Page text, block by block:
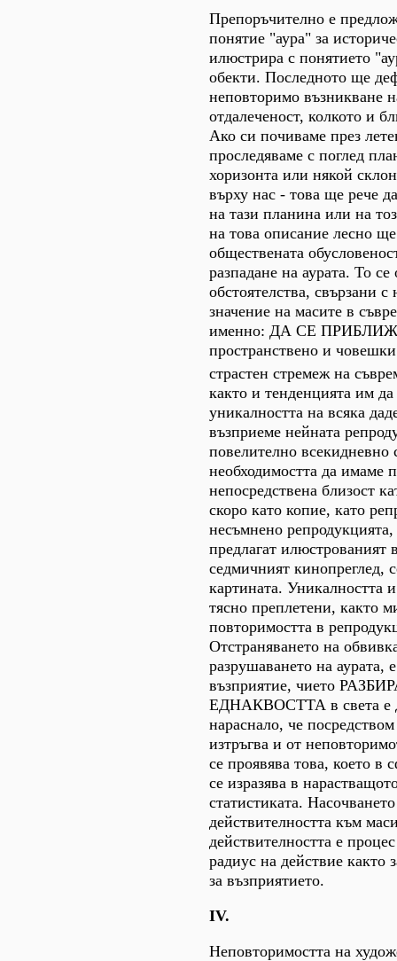
Препоръчително е
понятие "аура" за
илюстрира с понятието
обекти. Последното ще
неповторимо възникване
отдалеченост, колкото и
Ако си почиваме през
проследяваме с поглед
хоризонта или някой
върху нас - това ще рече
на тази планина или на
на това описание лесно
обществената
разпадане на аурата. То
обстоятелства, свързани с
значение на масите в
именно: ДА СЕ
пространствено и
страстен стремеж на
както и тенденцията им да
уникалността на всяка
възприеме нейната
повелително всекидневно
необходимостта да имаме
непосредствена близост
скоро като копие, като
несъмнено
предлагат илюстрованият
седмичният кинопреглед,
картината. Уникалността
тясно преплетени, както
повторимостта в
Отстраняването на
разрушаването на аурата,
възприятие, чието
ЕДНАКВОСТТА в света е
нараснало, че
изтръгва и от
се проявява това, което в
се изразява в
статистиката.
действителността към
действителността е
радиус на действие както
за възприятието.
IV.
Неповторимостта на